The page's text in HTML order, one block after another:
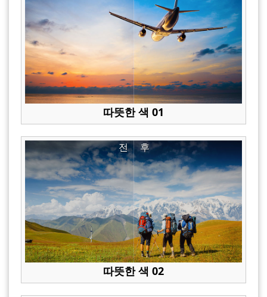
따뜻한 색 01
후
전
따뜻한 색 02